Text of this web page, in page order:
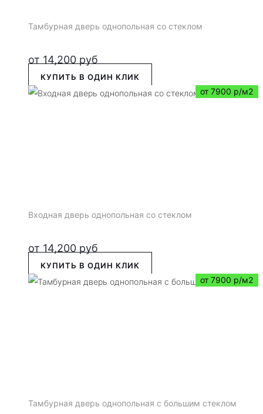
Тамбурная дверь однопольная со стеклом
от 14,200 руб
КУПИТЬ В ОДИН КЛИК
от 7900 р/м2
Входная дверь однопольная со стеклом
от 14,200 руб
КУПИТЬ В ОДИН КЛИК
от 7900 р/м2
Тамбурная дверь однопольная с большим стеклом